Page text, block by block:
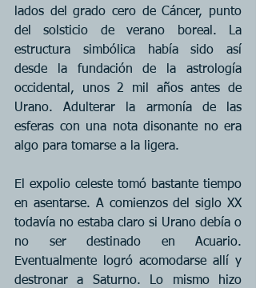
lados del grado cero de Cáncer, punto
del solsticio de verano boreal. La
estructura simbólica había sido así
desde la fundación de la astrología
occidental, unos 2 mil años antes de
Urano. Adulterar la armonía de las
esferas con una nota disonante no era
algo para tomarse a la ligera.
El expolio celeste tomó bastante tiempo
en asentarse. A comienzos del siglo XX
todavía no estaba claro si Urano debía o
no ser destinado en Acuario.
Eventualmente logró acomodarse allí y
destronar a Saturno. Lo mismo hizo